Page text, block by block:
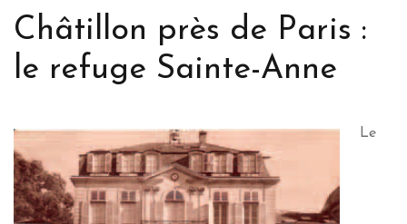
Châtillon près de Paris :
le refuge Sainte-Anne
Le